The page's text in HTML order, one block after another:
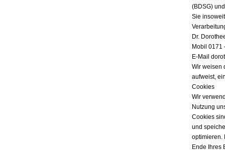
(BDSG)
Sie
Dr.
Mobil 0171
E-Mail
Wir weisen
aufweist,
Cookies
Wir
Nutzung
Cookies
und
optimieren.
Ende Ihres